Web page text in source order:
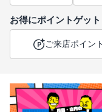
お得にポイントゲット
ご来店ポイント